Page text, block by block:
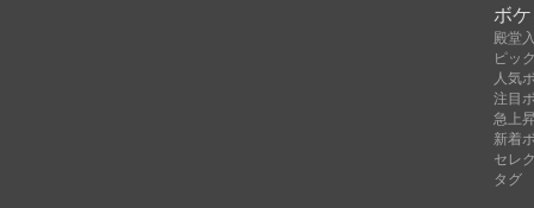
ボ
殿堂
ピッ
人気
注目
急上
新着
セレ
タグ